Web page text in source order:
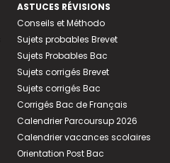
ASTUCES RÉVISIONS
Conseils et Méthodo
Sujets probables Brevet
Sujets Probables Bac
Sujets corrigés Brevet
Sujets corrigés Bac
Corrigés Bac de Français
Calendrier Parcoursup 2026
Calendrier vacances scolaires
Orientation Post Bac